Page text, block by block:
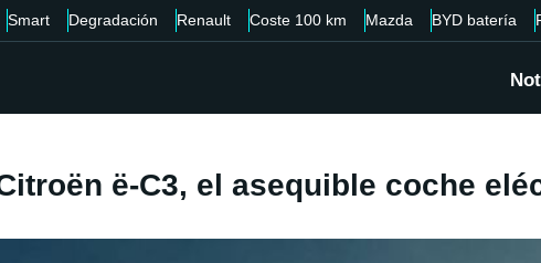
Smart Degradación Renault Coste 100 km Mazda BYD batería
ë-C3, el asequible coche